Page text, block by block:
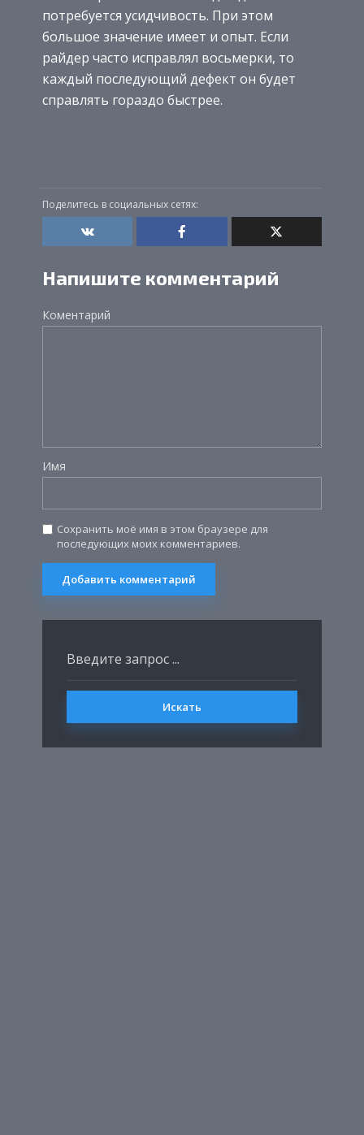
потребуется усидчивость. При этом
большое значение имеет и опыт. Если
райдер часто исправлял восьмерки, то
каждый последующий дефект он будет
справлять гораздо быстрее.
Поделитесь в социальных сетях:
Напишите комментарий
Коментарий
Имя
Сохранить моё имя в этом браузере для
последующих моих комментариев.
Искать